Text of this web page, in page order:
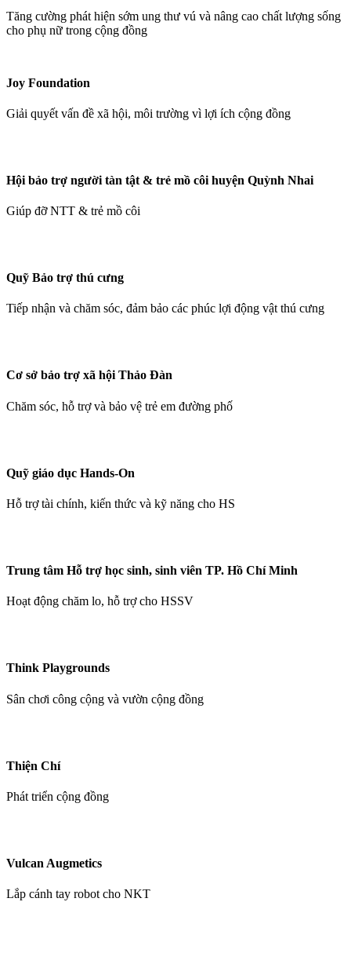
Tăng cường phát hiện sớm ung thư vú và nâng cao chất lượng sống
cho phụ nữ trong cộng đồng
Joy Foundation
Giải quyết vấn đề xã hội, môi trường vì lợi ích cộng đồng
Hội bảo trợ người tàn tật & trẻ mồ côi huyện Quỳnh Nhai
Giúp đỡ NTT & trẻ mồ côi
Quỹ Bảo trợ thú cưng
Tiếp nhận và chăm sóc, đảm bảo các phúc lợi động vật thú cưng
Cơ sở bảo trợ xã hội Thảo Đàn
Chăm sóc, hỗ trợ và bảo vệ trẻ em đường phố
Quỹ giáo dục Hands-On
Hỗ trợ tài chính, kiến thức và kỹ năng cho HS
Trung tâm Hỗ trợ học sinh, sinh viên TP. Hồ Chí Minh
Hoạt động chăm lo, hỗ trợ cho HSSV
Think Playgrounds
Sân chơi công cộng và vườn cộng đồng
Thiện Chí
Phát triển cộng đồng
Vulcan Augmetics
Lắp cánh tay robot cho NKT